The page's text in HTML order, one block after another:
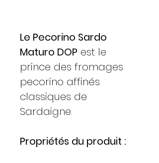
Le Pecorino Sardo
Maturo DOP est le
prince des fromages
pecorino affinés
classiques de
Sardaigne.
Propriétés du produit :